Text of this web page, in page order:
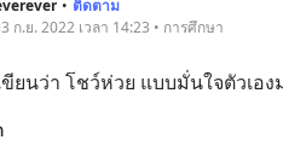
• ติดตาม
3 ก.ย. 2022 เวลา 14:23 • การศึกษา
ยนว่า โชว์ห่วย แบบมั่นใจตัวเอ